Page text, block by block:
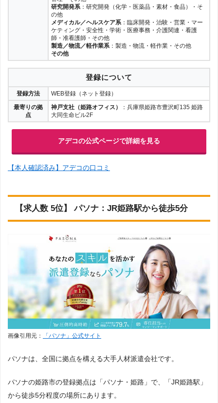
研究開発系：研究開発（化学・医薬品・素材・食品）・そ
の他
メディカル／ヘルスケア系：臨床開発・治験・営業・マー
ケティング・安全性・学術・医療事務・介護関連・看護
師・准看護師・その他
製造／物流／軽作業系：製造・物流・軽作業・その他
その他
登録について
登録方法
WEB登録（ネット登録）
最寄りの拠
点
神戸支社（姫路オフィス）
：兵庫県姫路市豊沢町135 姫路
大同生命ビル2F
アデコの公式ページで詳細を見る
【本人確認済み】アデコの口コミ
【求人数 5位】 パソナ：JR姫路駅から徒歩5分
画像引用元： 「パソナ」公式サイト
パソナは、全国に拠点を構える大手人材派遣会社です。
パソナの姫路市の登録拠点は「パソナ・姫路」で、「JR姫路駅」
から徒歩5分程度の場所にあります。